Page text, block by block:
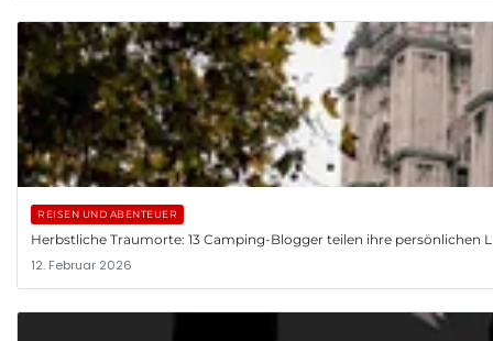
REISEN UND ABENTEUER
Herbstliche Traumorte: 13 Camping-Blogger teilen ihre persönlichen
12. Februar 2026